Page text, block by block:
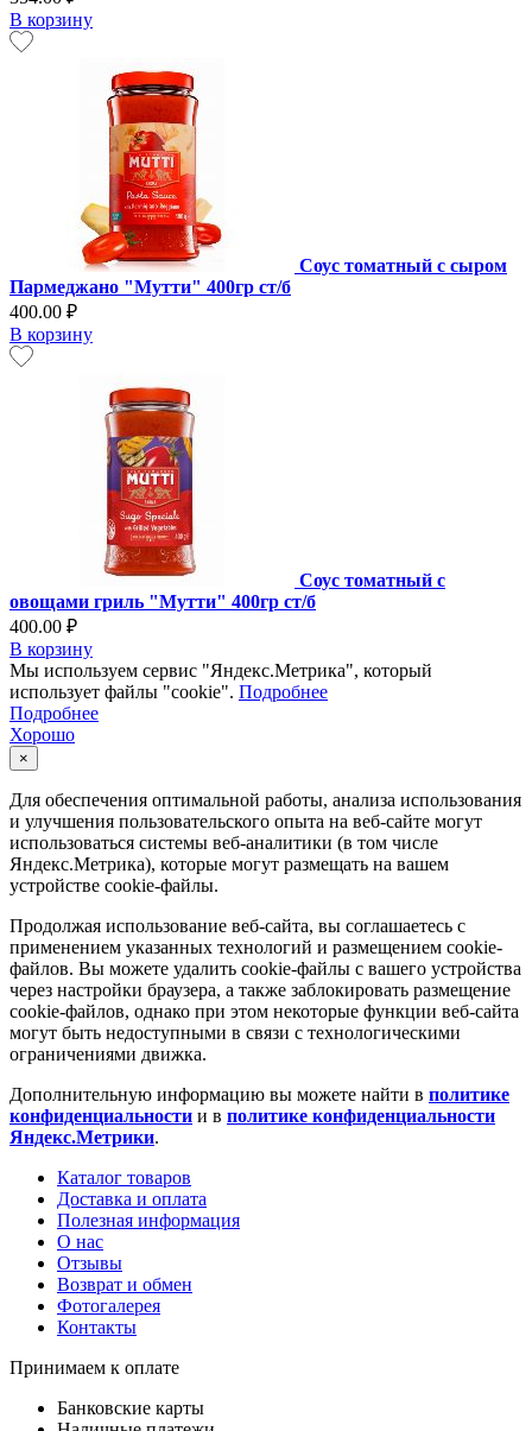
В корзину
Соус томатный с сыром
Пармеджано "Мутти" 400гр ст/б
400.00 ₽
В корзину
Соус томатный с
овощами гриль "Мутти" 400гр ст/б
400.00 ₽
В корзину
Мы используем сервис "Яндекс.Метрика", который
использует файлы "cookie". Подробнее
Подробнее
Хорошо
×
Для обеспечения оптимальной работы, анализа использования
и улучшения пользовательского опыта на веб-сайте могут
использоваться системы веб-аналитики (в том числе
Яндекс.Метрика), которые могут размещать на вашем
устройстве cookie-файлы.
Продолжая использование веб-сайта, вы соглашаетесь с
применением указанных технологий и размещением cookie-
файлов. Вы можете удалить cookie-файлы с вашего устройства
через настройки браузера, а также заблокировать размещение
cookie-файлов, однако при этом некоторые функции веб-сайта
могут быть недоступными в связи с технологическими
ограничениями движка.
Дополнительную информацию вы можете найти в политике
конфиденциальности и в политике конфиденциальности
Яндекс.Метрики.
Каталог товаров
Доставка и оплата
Полезная информация
О нас
Отзывы
Возврат и обмен
Фотогалерея
Контакты
Принимаем к оплате
Банковские карты